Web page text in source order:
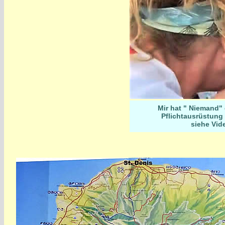
Mir hat "
Pflichtausrüstung
siehe